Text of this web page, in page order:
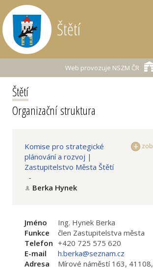
Štětí
Web provozuje NSZM ČR
Štětí
Organizační struktura
Komise pro strategické
plánování a rozvoj |
Zastupitelstvo Města Štětí
-
Berka Hynek
Jméno
Ing. Hynek Berka
Funkce
člen Zastupitelstva města
Telefon +420 725 575 620
E-mail
h.berka@seznam.cz
Adresa
Mírové náměstí 163,